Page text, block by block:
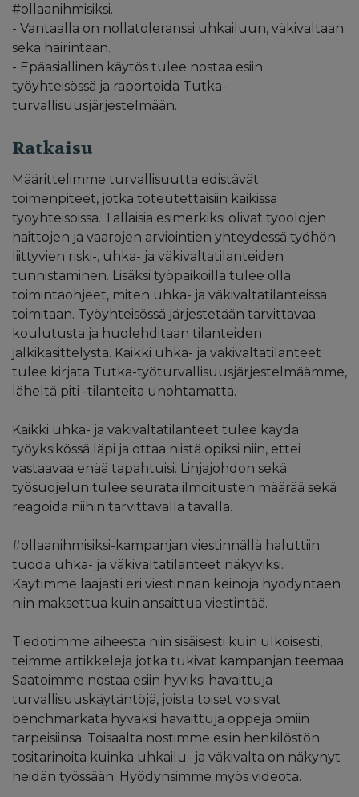
#ollaanihmisiksi.
- Vantaalla on nollatoleranssi uhkailuun, väkivaltaan
sekä häirintään.
- Epäasiallinen käytös tulee nostaa esiin
työyhteisössä ja raportoida Tutka-
turvallisuusjärjestelmään.
Ratkaisu
Määrittelimme turvallisuutta edistävät
toimenpiteet, jotka toteutettaisiin kaikissa
työyhteisöissä. Tällaisia esimerkiksi olivat työolojen
haittojen ja vaarojen arviointien yhteydessä työhön
liittyvien riski-, uhka- ja väkivaltatilanteiden
tunnistaminen. Lisäksi työpaikoilla tulee olla
toimintaohjeet, miten uhka- ja väkivaltatilanteissa
toimitaan. Työyhteisössä järjestetään tarvittavaa
koulutusta ja huolehditaan tilanteiden
jälkikäsittelystä. Kaikki uhka- ja väkivaltatilanteet
tulee kirjata Tutka-työturvallisuusjärjestelmäämme,
läheltä piti -tilanteita unohtamatta.
Kaikki uhka- ja väkivaltatilanteet tulee käydä
työyksikössä läpi ja ottaa niistä opiksi niin, ettei
vastaavaa enää tapahtuisi. Linjajohdon sekä
työsuojelun tulee seurata ilmoitusten määrää sekä
reagoida niihin tarvittavalla tavalla.
#ollaanihmisiksi-kampanjan viestinnällä haluttiin
tuoda uhka- ja väkivaltatilanteet näkyviksi.
Käytimme laajasti eri viestinnän keinoja hyödyntäen
niin maksettua kuin ansaittua viestintää.
Tiedotimme aiheesta niin sisäisesti kuin ulkoisesti,
teimme artikkeleja jotka tukivat kampanjan teemaa.
Saatoimme nostaa esiin hyviksi havaittuja
turvallisuuskäytäntöjä, joista toiset voisivat
benchmarkata hyväksi havaittuja oppeja omiin
tarpeisiinsa. Toisaalta nostimme esiin henkilöstön
tositarinoita kuinka uhkailu- ja väkivalta on näkynyt
heidän työssään. Hyödynsimme myös videota.